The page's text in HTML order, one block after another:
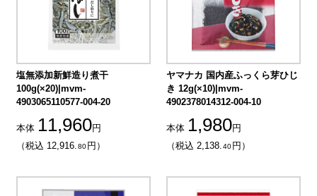
塩無添加新鮮造り煮干
100g(×20)|mvm-
4903065110577-004-20
本体 11,960円
（税込 12,916.80 円）
ヤマナカ 国内産ふっくら芽ひじ
き 12g(×10)|mvm-
4902378014312-004-10
本体 1,980円
（税込 2,138.40 円）